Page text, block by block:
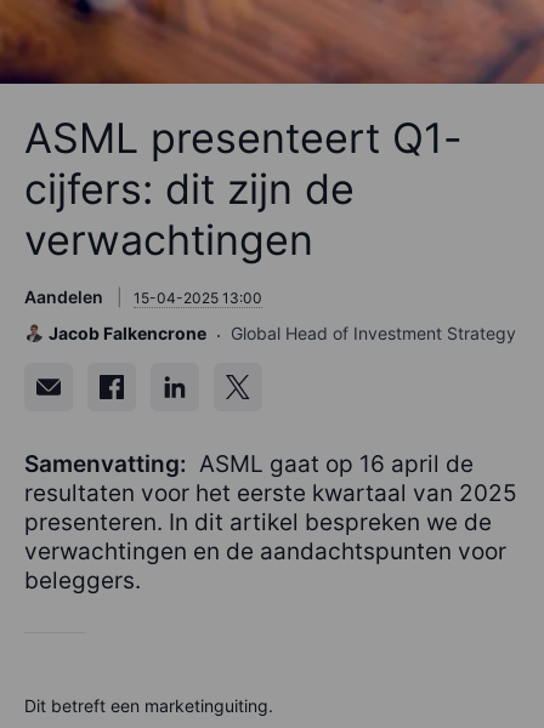
ASML presenteert Q1-
cijfers: dit zijn de
verwachtingen
Aandelen 15-04-2025 13:00
Jacob Falkencrone Global Head of Investment Strategy
Samenvatting: ASML gaat op 16 april de
resultaten voor het eerste kwartaal van 2025
presenteren. In dit artikel bespreken we de
verwachtingen en de aandachtspunten voor
beleggers.
Dit betreft een marketinguiting.